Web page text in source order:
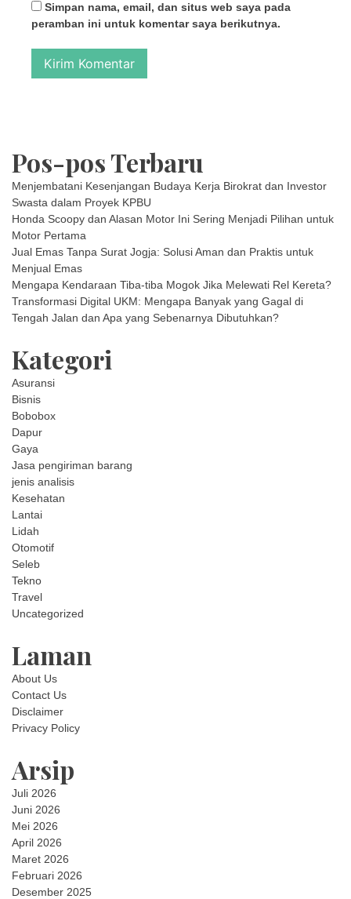
Simpan nama, email, dan situs web saya pada
peramban ini untuk komentar saya berikutnya.
Pos-pos Terbaru
Menjembatani Kesenjangan Budaya Kerja Birokrat dan Investor
Swasta dalam Proyek KPBU
Honda Scoopy dan Alasan Motor Ini Sering Menjadi Pilihan untuk
Motor Pertama
Jual Emas Tanpa Surat Jogja: Solusi Aman dan Praktis untuk
Menjual Emas
Mengapa Kendaraan Tiba-tiba Mogok Jika Melewati Rel Kereta?
Transformasi Digital UKM: Mengapa Banyak yang Gagal di
Tengah Jalan dan Apa yang Sebenarnya Dibutuhkan?
Kategori
Asuransi
Bisnis
Bobobox
Dapur
Gaya
Jasa pengiriman barang
jenis analisis
Kesehatan
Lantai
Lidah
Otomotif
Seleb
Tekno
Travel
Uncategorized
Laman
About Us
Contact Us
Disclaimer
Privacy Policy
Arsip
Juli 2026
Juni 2026
Mei 2026
April 2026
Maret 2026
Februari 2026
Desember 2025